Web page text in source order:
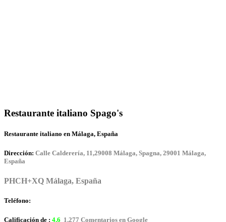
Restaurante italiano Spago's
Restaurante italiano en Málaga, España
Dirección: Calle Calderería, 11,29008 Málaga, Spagna, 29001 Málaga,
España
PHCH+XQ Málaga, España
Teléfono:
Calificación de : 4,6 1.277 Comentarios en Google